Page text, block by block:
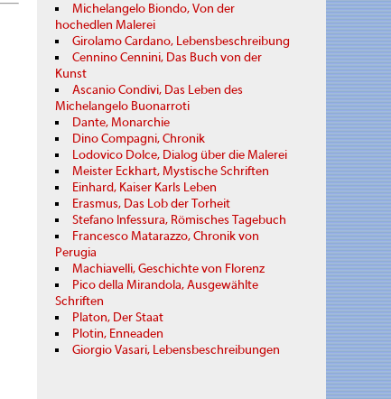
Michelangelo Biondo, Von der
hochedlen Malerei
Girolamo Cardano, Lebensbeschreibung
Cennino Cennini, Das Buch von der
Kunst
Ascanio Condivi, Das Leben des
Michelangelo Buonarroti
Dante, Monarchie
Dino Compagni, Chronik
Lodovico Dolce, Dialog über die Malerei
Meister Eckhart, Mystische Schriften
Einhard, Kaiser Karls Leben
Erasmus, Das Lob der Torheit
Stefano Infessura, Römisches Tagebuch
Francesco Matarazzo, Chronik von
Perugia
Machiavelli, Geschichte von Florenz
Pico della Mirandola, Ausgewählte
Schriften
Platon, Der Staat
Plotin, Enneaden
Giorgio Vasari, Lebensbeschreibungen